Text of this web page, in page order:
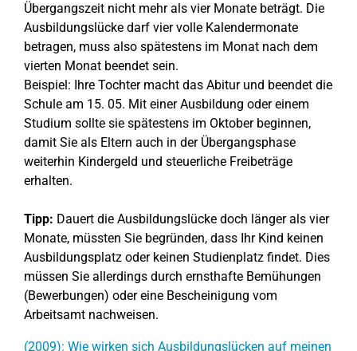
Übergangszeit nicht mehr als vier Monate beträgt. Die
Ausbildungslücke darf vier volle Kalendermonate
betragen, muss also spätestens im Monat nach dem
vierten Monat beendet sein.
Beispiel: Ihre Tochter macht das Abitur und beendet die
Schule am 15. 05. Mit einer Ausbildung oder einem
Studium sollte sie spätestens im Oktober beginnen,
damit Sie als Eltern auch in der Übergangsphase
weiterhin Kindergeld und steuerliche Freibeträge
erhalten.
Tipp: Dauert die Ausbildungslücke doch länger als vier
Monate, müssten Sie begründen, dass Ihr Kind keinen
Ausbildungsplatz oder keinen Studienplatz findet. Dies
müssen Sie allerdings durch ernsthafte Bemühungen
(Bewerbungen) oder eine Bescheinigung vom
Arbeitsamt nachweisen.
(2009): Wie wirken sich Ausbildungslücken auf meinen